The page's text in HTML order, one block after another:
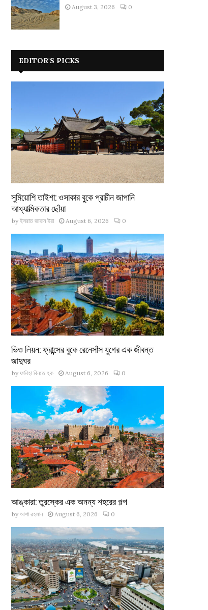
August 3, 2026 0
EDITOR'S PICKS
সুমিয়োশি তাইশা: ওসাকার বুকে প্রাচীন জাপানি
আধ্যাত্মিকতার ছোঁয়া
by ইসরাত জাহান ইরা August 6, 2026 0
ভিও লিয়ন: ফ্রান্সের বুকে রেনেসাঁস যুগের এক জীবন্ত
জাদুঘর
by ফাবিহা বিনতে হক August 6, 2026 0
আঙ্কারা: তুরস্কের এক অনন্য শহরের গল্প
by আশা রহমান August 6, 2026 0